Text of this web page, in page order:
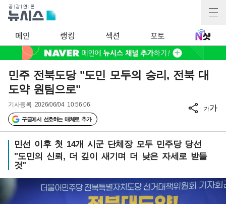
메인 랭킹 섹션 포토
민주 전북도당 "도민 모두의 승리, 전북 대
도약 원팀으로"
기사등록 2026/06/04 10:56:06
구글에서 선호하는 매체로 추가
가가
민선 이후 첫 14개 시군 단체장 모두 민주당 당선
"도민의 신뢰, 더 깊이 새기며 더 낮은 자세로 받들
것"